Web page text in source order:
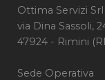
Ottima Servizi Srl
via Dina Sassoli,
47924 - Rimini
Sede Operativa